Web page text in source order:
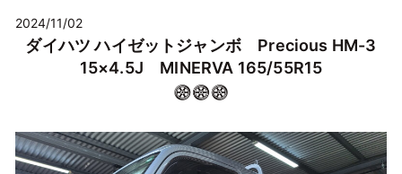
2024/11/02
ダイハツ ハイゼットジャンボ Precious HM-3
15×4.5J MINERVA 165/55R15